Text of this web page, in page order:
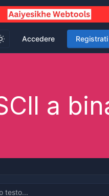
Accedere Registrati
a